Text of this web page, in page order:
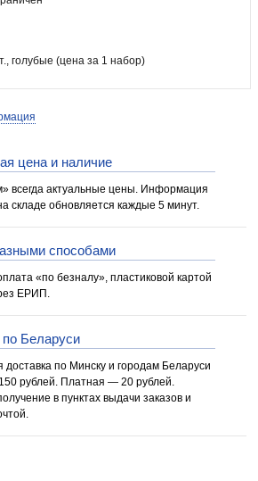
голубые (цена за 1 набор)
цена и наличие
всегда актуальные цены. Информация
складе обновляется каждые 5 минут.
способами
«по безналу», пластиковой картой
ЕРИП.
по Беларуси
доставка по Минску и городам Беларуси
рублей. Платная — 20 рублей.
в пунктах выдачи заказов и